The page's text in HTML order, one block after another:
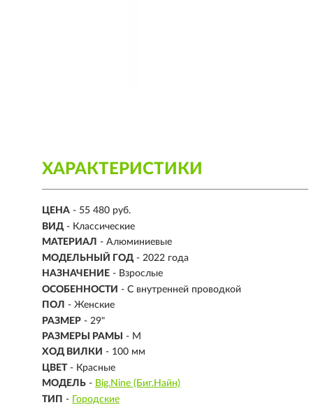
ХАРАКТЕРИСТИКИ
ЦЕНА - 55 480 руб.
ВИД - Классические
МАТЕРИАЛ - Алюминиевые
МОДЕЛЬНЫЙ ГОД - 2022 года
НАЗНАЧЕНИЕ - Взрослые
ОСОБЕННОСТИ - С внутренней проводкой
ПОЛ - Женские
РАЗМЕР - 29"
РАЗМЕРЫ РАМЫ
- M
ХОД ВИЛКИ - 100 мм
ЦВЕТ - Красные
МОДЕЛЬ - Big.Nine (Биг.Найн)
ТИП - Городские